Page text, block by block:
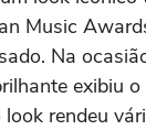
Music
Na
exibiu
rendeu